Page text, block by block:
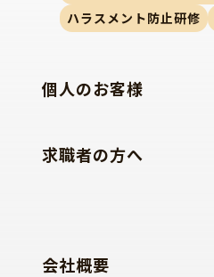
ハラスメント防止研修
個人のお客様
求職者の方へ
会社概要